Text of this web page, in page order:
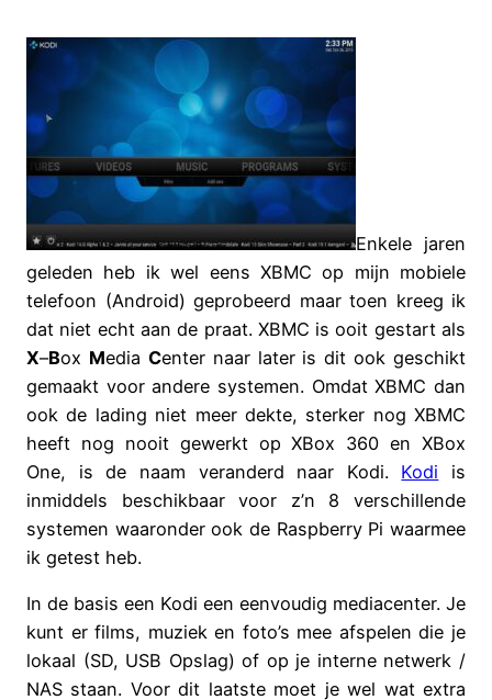
Enkele jaren
geleden heb ik wel eens XBMC op mijn mobiele
telefoon (Android) geprobeerd maar toen kreeg ik
dat niet echt aan de praat. XBMC is ooit gestart als
X–Box Media Center naar later is dit ook geschikt
gemaakt voor andere systemen. Omdat XBMC dan
ook de lading niet meer dekte, sterker nog XBMC
heeft nog nooit gewerkt op XBox 360 en XBox
One, is de naam veranderd naar Kodi. Kodi is
inmiddels beschikbaar voor z’n 8 verschillende
systemen waaronder ook de Raspberry Pi waarmee
ik getest heb.
In de basis een Kodi een eenvoudig mediacenter. Je
kunt er films, muziek en foto’s mee afspelen die je
lokaal (SD, USB Opslag) of op je interne netwerk /
NAS staan. Voor dit laatste moet je wel wat extra